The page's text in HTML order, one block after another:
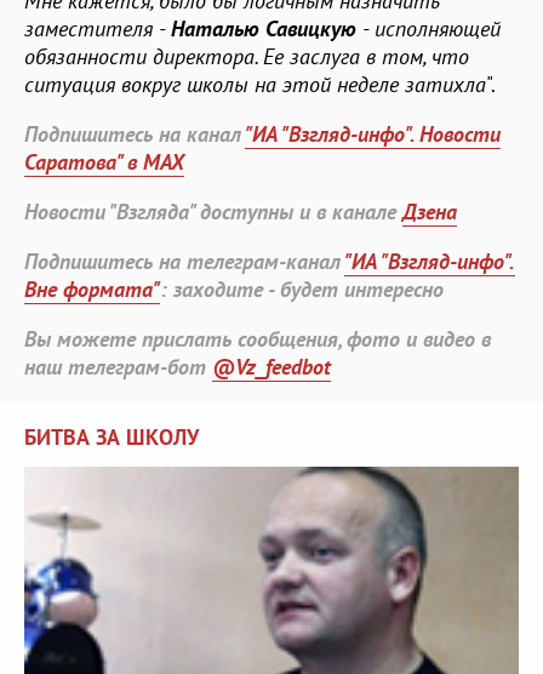
заместителя -Наталью Савицкую - исполняющей
обязанности директора. Ее заслуга в том, что
ситуация вокруг школы на этой неделе затихла".
Подпишитесь на канал"ИА "Взгляд-инфо". Новости
Саратова" в MAX
Новости "Взгляда" доступны и в каналеДзена
Подпишитесь на телеграм-канал"ИА "Взгляд-инфо".
Вне формата": заходите - будет интересно
Вы можете прислать сообщения, фото и видео в
наш телеграм-бот @Vz_feedbot
БИТВА ЗА ШКОЛУ